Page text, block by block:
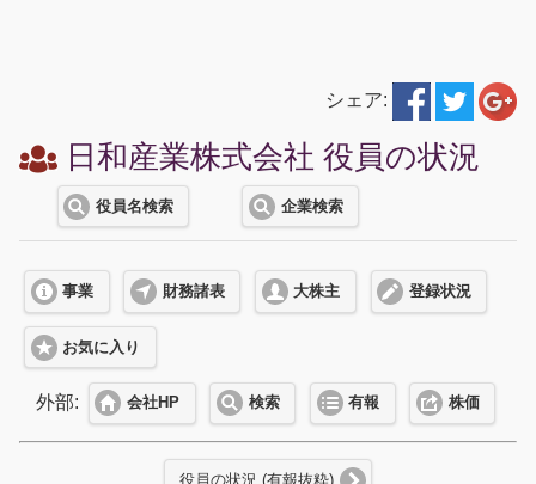
シェア:
日和産業株式会社 役員の状況
役員名検索 企業検索
事業 財務諸表 大株主 登録状況
お気に入り
外部: 会社HP 検索 有報 株価
役員の状況 (有報抜粋)